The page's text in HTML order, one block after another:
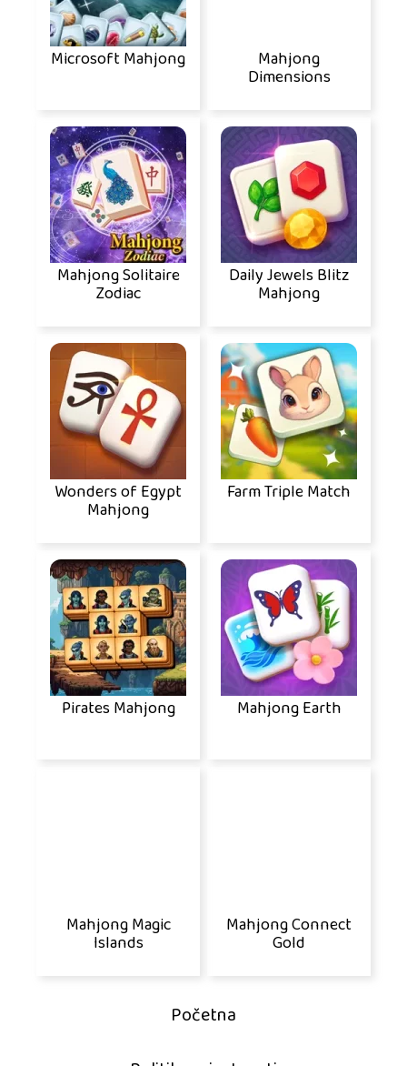
Mahjong Solitaire
Zodiac
Daily Jewels Blitz
Mahjong
Wonders of Egypt
Mahjong
Farm Triple Match
Pirates Mahjong Mahjong Earth
Mahjong Magic
Islands
Mahjong Connect
Gold
Microsoft Mahjong Mahjong
Dimensions
Početna